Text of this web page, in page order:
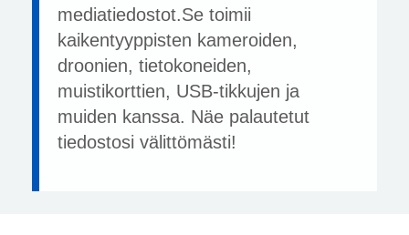
mediatiedostot.Se toimii
kaikentyyppisten kameroiden,
droonien, tietokoneiden,
muistikorttien, USB-tikkujen ja
muiden kanssa. Näe palautetut
tiedostosi välittömästi!